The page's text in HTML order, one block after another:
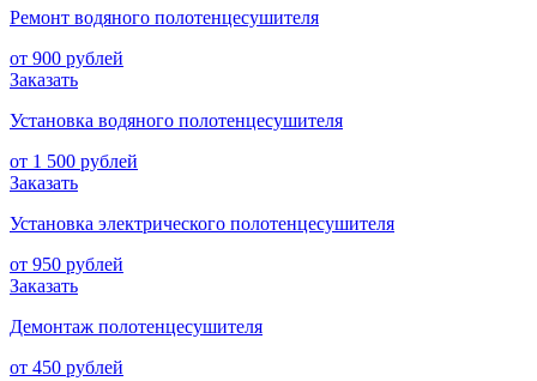
Ремонт водяного полотенцесушителя
от 900 рублей
Заказать
Установка водяного полотенцесушителя
от 1 500 рублей
Заказать
Установка электрического полотенцесушителя
от 950 рублей
Заказать
Демонтаж полотенцесушителя
от 450 рублей